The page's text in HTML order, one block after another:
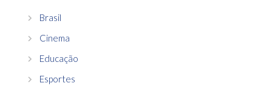
Brasil
Cinema
Educação
Esportes